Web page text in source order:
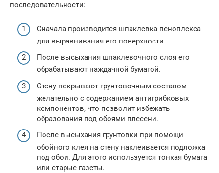
последовательности:
Сначала производится шпаклевка пеноплекса
для выравнивания его поверхности.
После высыхания шпаклевочного слоя его
обрабатывают наждачной бумагой.
Стену покрывают грунтовочным составом
желательно с содержанием антигрибковых
компонентов, что позволит избежать
образования под обоями плесени.
После высыхания грунтовки при помощи
обойного клея на стену наклеивается подложка
под обои. Для этого используется тонкая бумага
или старые газеты.